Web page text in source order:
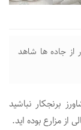
از جاده ها شاهد
برنجکار نباشید
مزارع بوده اید.